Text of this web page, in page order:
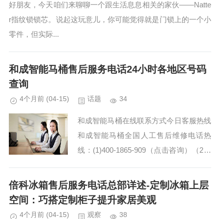
好朋友，今天咱们来聊聊一个跟生活息息相关的家伙——Natte
r指纹锁锁芯。说起这玩意儿，你可能觉得就是门锁上的一个小
零件，但实际...
和成智能马桶售后服务电话24小时各地区号码
查询
4个月前 (04-15) 话题 34
和成智能马桶在线联系方式今日客服热线
和成智能马桶全国人工售后维修电话热
线：(1)400-1865-909（点击咨询）（2）
桶售后服务维修中电话(1)...
倍科冰箱售后服务电话总部详述-定制冰箱上层
空间：巧搭定制柜子提升家居美观
4个月前 (04-15) 观察 38